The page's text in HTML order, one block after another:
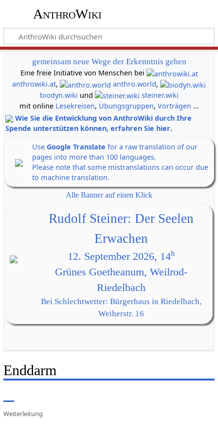
AnthroWiki
gemeinsam neue Wege der Erkenntnis gehen
Eine freie Initiative von Menschen bei
anthrowiki.at, anthro.world,
biodyn.wiki und
steiner.wiki
mit online Lesekreisen, Übungsgruppen, Vorträgen ...
Wie Sie die Entwicklung von AnthroWiki durch Ihre
Spende unterstützen können, erfahren Sie hier.
Use Google Translate for a raw translation of our
pages into more than 100 languages.
Please note that some mistranslations can occur due
to machine translation.
Alle Banner auf einen Klick
Rudolf Steiner: Der Seelen
Erwachen
12. September 2026, 14h
Grünes Goetheanum, Weilrod-
Riedelbach
Bei Schlechtwetter: Bürgerhaus in Riedelbach,
Weiherstr. 16
Enddarm
Weiterleitung